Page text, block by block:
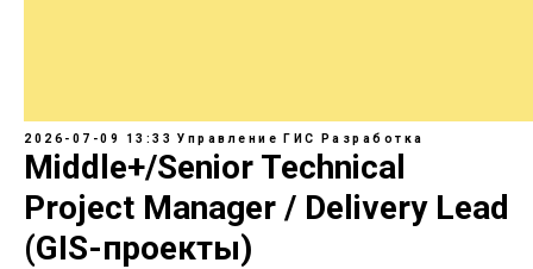
2026-07-09 13:33 Управление ГИС Разработка
Middle+/Senior Technical
Project Manager / Delivery Lead
(GIS-проекты)